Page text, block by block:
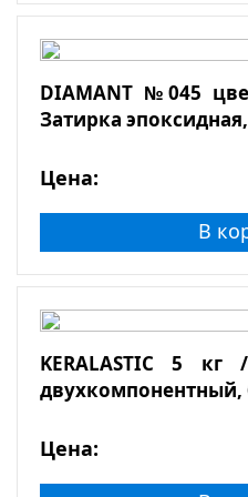
DIAMANT №045
Затирка
Цена:
В
KERALASTIC 5
Цена: